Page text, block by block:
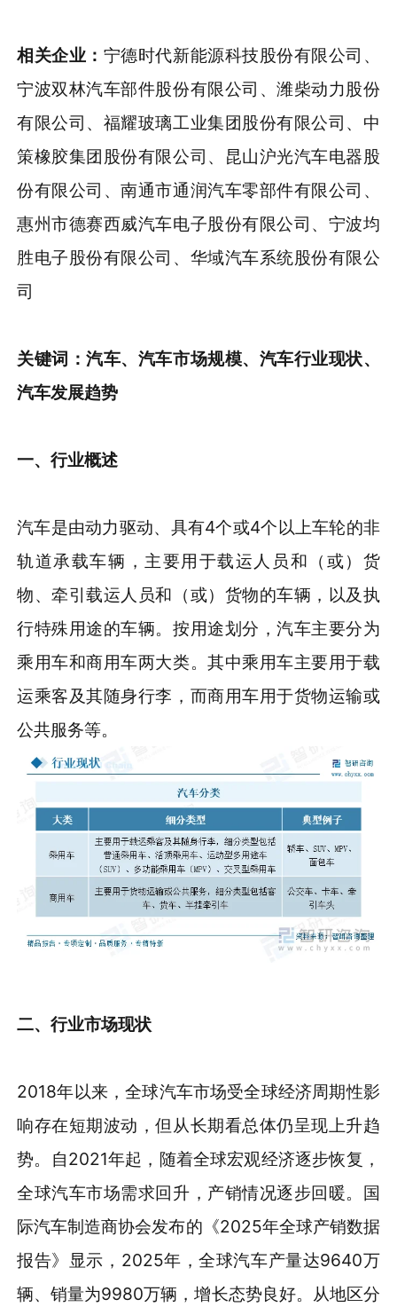
相关企业： 宁德时代新能源科技股份有限公司、
宁波双林汽车部件股份有限公司、潍柴动力股份
有限公司、福耀玻璃工业集团股份有限公司、中
策橡胶集团股份有限公司、昆山沪光汽车电器股
份有限公司、南通市通润汽车零部件有限公司、
惠州市德赛西威汽车电子股份有限公司、宁波均
胜电子股份有限公司、华域汽车系统股份有限公
司
关键词：汽车、汽车市场规模、汽车行业现状、
汽车发展趋势
一、行业概述
汽车是由动力驱动、具有4个或4个以上车轮的非
轨道承载车辆，主要用于载运人员和（或）货
物、牵引载运人员和（或）货物的车辆，以及执
行特殊用途的车辆。按用途划分，汽车主要分为
乘用车和商用车两大类。其中乘用车主要用于载
运乘客及其随身行李，而商用车用于货物运输或
公共服务等。
二、行业市场现状
2018年以来，全球汽车市场受全球经济周期性影
响存在短期波动，但从长期看总体仍呈现上升趋
势。自2021年起，随着全球宏观经济逐步恢复，
全球汽车市场需求回升，产销情况逐步回暖。国
际汽车制造商协会发布的《2025年全球产销数据
报告》显示，2025年，全球汽车产量达9640万
辆、销量为9980万辆，增长态势良好。从地区分